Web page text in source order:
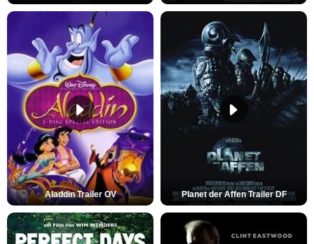
Aladdin Trailer OV Planet der Affen Trailer DF